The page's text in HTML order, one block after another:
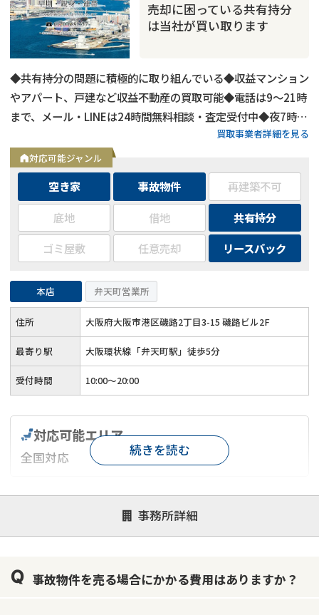
売却に困っている共有持分
は当社が買い取ります
◆共有持分の問題に積極的に取り組んでいる◆収益マンション
やアパート、戸建など収益不動産の買取可能◆電話は9～21時
まで、メール・LINEは24時間無料相談・査定受付中◆夜7時以
買取事業者詳細を見る
対応可能ジャンル
空き家 事故物件
再建築不可
底地
借地
共有持分
ゴミ屋敷
任意売却 リースバック
本店 弁天町営業所
住所 大阪府大阪市港区磯路2丁目3-15 磯路ビル2F
最寄り駅 大阪環状線「弁天町駅」徒歩5分
受付時間 10:00～20:00
事務所詳細
対応可能エリア
全国対応
対応が親身 オンライン面談可能
レスポンスが早い
1億円以上の買取可
続きを読む
事故物件を売る場合にかかる費用はありますか？